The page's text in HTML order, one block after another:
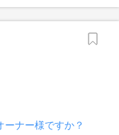
ナー様ですか？